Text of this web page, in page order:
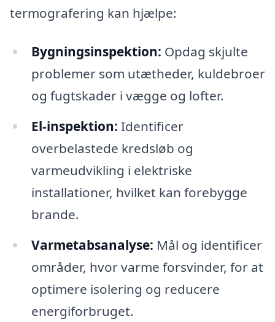
termografering kan hjælpe:
Bygningsinspektion: Opdag skjulte
problemer som utætheder, kuldebroer
og fugtskader i vægge og lofter.
El-inspektion: Identificer
overbelastede kredsløb og
varmeudvikling i elektriske
installationer, hvilket kan forebygge
brande.
Varmetabsanalyse: Mål og identificer
områder, hvor varme forsvinder, for at
optimere isolering og reducere
energiforbruget.